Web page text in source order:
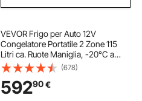
VEVOR Frigo per Auto 12V
Congelatore Portatile 2 Zone 115
Litri ca. Ruote Maniglia, -20°C a
20°C, Dispositivo di
Raffreddamento a Compressore
12/24V DC / 100-240V AC Esterno,
Campeggio, Viaggi
(678)
59290€